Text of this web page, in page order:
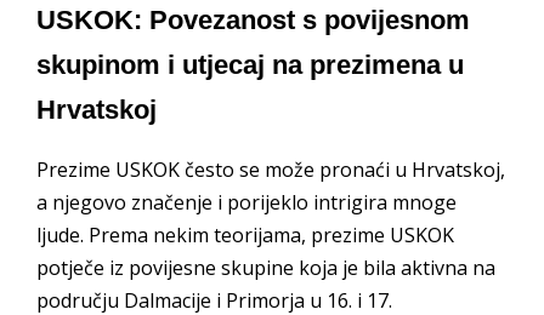
USKOK: Povezanost s povijesnom
skupinom i utjecaj na prezimena u
Hrvatskoj
Prezime USKOK često se može pronaći u Hrvatskoj,
a njegovo značenje i porijeklo intrigira mnoge
ljude. Prema nekim teorijama, prezime USKOK
potječe iz povijesne skupine koja je bila aktivna na
području Dalmacije i Primorja u 16. i 17.